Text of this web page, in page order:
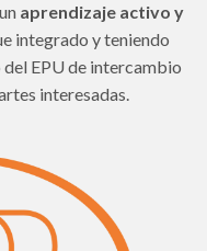
aprendizaje activo y
integrado y teniendo
EPU de intercambio
interesadas.